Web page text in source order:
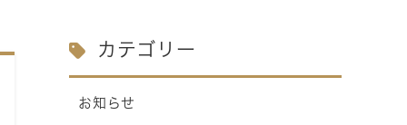
カテゴリー
お知らせ